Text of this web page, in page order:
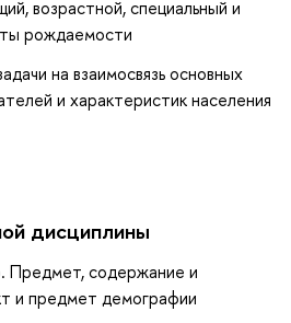
возрастной, специальный и
рождаемости
на взаимосвязь основных
и характеристик населения
дисциплины
Предмет, содержание и
и предмет демографии